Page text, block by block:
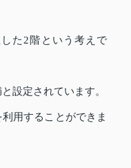
た2階という考えで
設定されています。
用することができま